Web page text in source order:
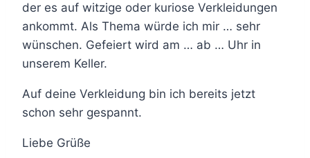
der es auf witzige oder kuriose Verkleidungen
ankommt. Als Thema würde ich mir … sehr
wünschen. Gefeiert wird am … ab … Uhr in
unserem Keller.
Auf deine Verkleidung bin ich bereits jetzt
schon sehr gespannt.
Liebe Grüße